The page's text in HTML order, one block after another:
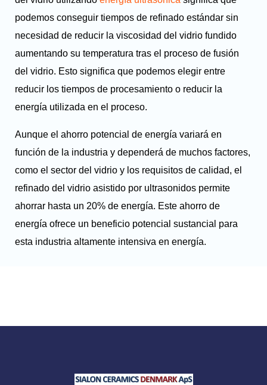
podemos conseguir tiempos de refinado estándar sin
necesidad de reducir la viscosidad del vidrio fundido
aumentando su temperatura tras el proceso de fusión
del vidrio. Esto significa que podemos elegir entre
reducir los tiempos de procesamiento o reducir la
energía utilizada en el proceso.
Aunque el ahorro potencial de energía variará en
función de la industria y dependerá de muchos factores,
como el sector del vidrio y los requisitos de calidad, el
refinado del vidrio asistido por ultrasonidos permite
ahorrar hasta un 20% de energía. Este ahorro de
energía ofrece un beneficio potencial sustancial para
esta industria altamente intensiva en energía.